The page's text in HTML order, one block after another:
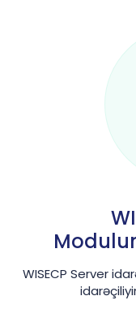
WISECP Server